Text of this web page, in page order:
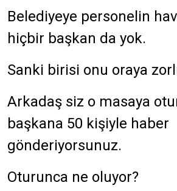
Belediyeye personelin
hiçbir başkan da yok.
Sanki birisi onu oraya
Arkadaş siz o masaya
başkana 50 kişiyle haber
gönderiyorsunuz.
Oturunca ne oluyor?